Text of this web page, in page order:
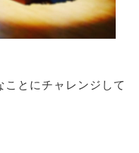
とにチャレンジして